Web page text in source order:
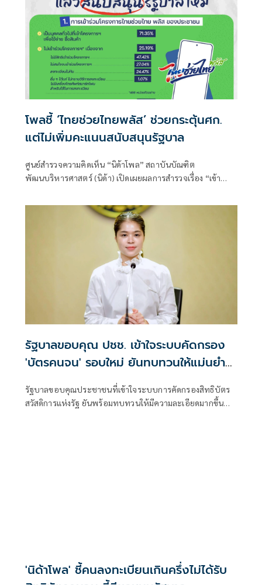
โพลชี้ ‘ไทยช่วยไทยพลัส’ ช่วยกระตุ้นศก.
แต่ไม่เพิ่มคะแนนสนับสนุนรัฐบาล
ศูนย์สำรวจความคิดเห็น “นิด้าโพล” สถาบันบัณฑิต
พัฒนบริหารศาสตร์ (นิด้า) เปิดเผยผลการสำรวจเรื่อง “เข้า
รัฐบาลขอบคุณ ปชช. เข้าใจระบบคัดกรอง
'บัตรคนจน' รอบใหม่ ยันทบทวนให้แม่นยำ
รัฐบาลขอบคุณประชาชนที่เข้าใจระบบการคัดกรองสิทธิบัตร
สวัสดิการแห่งรัฐ ยันพร้อมทบทวนให้มีความละเอียดมากขึ้น
'นิด้าโพล' ชี้คนลงทะเบียนเกินครึ่งไม่ได้รับ